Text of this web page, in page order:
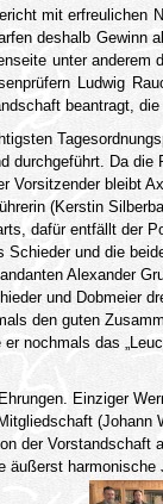
mit erfreulichen
deshalb
unter
Ludwig
beantragt,
durchgeführt. Da
Vorsitzender bleibt
(Kerstin
dafür entfällt der
und die
Alexander
und Dobmeier
den guten
nochmals das
Einziger
der